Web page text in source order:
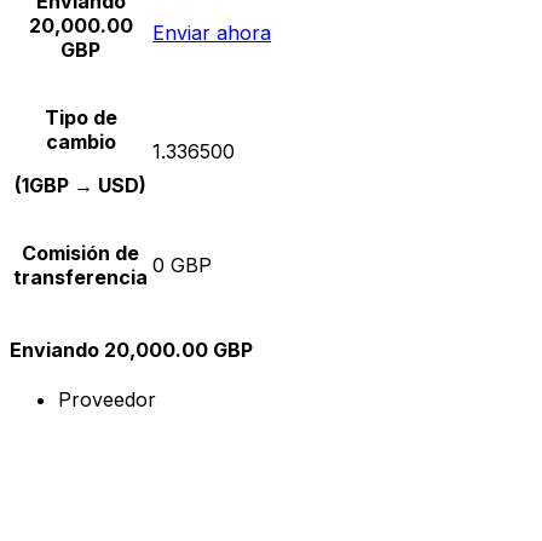
20,000.00
GBP
Enviar ahora
Tipo de
cambio
(1GBP → USD)
1.336500
Comisión de
transferencia 0 GBP
Enviando 20,000.00 GBP
Proveedor